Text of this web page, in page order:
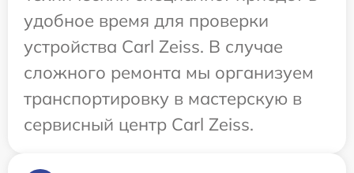
удобное время для проверки
устройства Carl Zeiss. В случае
сложного ремонта мы организуем
транспортировку в мастерскую в
сервисный центр Carl Zeiss.